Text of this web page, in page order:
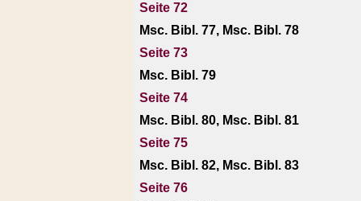
Seite 72
Msc. Bibl. 77, Msc. Bibl. 78
Seite 73
Msc. Bibl. 79
Seite 74
Msc. Bibl. 80, Msc. Bibl. 81
Seite 75
Msc. Bibl. 82, Msc. Bibl. 83
Seite 76